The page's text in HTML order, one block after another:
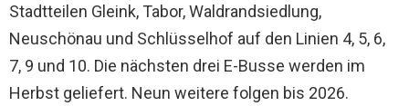
Stadtteilen Gleink, Tabor, Waldrandsiedlung,
Neuschönau und Schlüsselhof auf den Linien 4, 5, 6,
7, 9 und 10. Die nächsten drei E-Busse werden im
Herbst geliefert. Neun weitere folgen bis 2026.